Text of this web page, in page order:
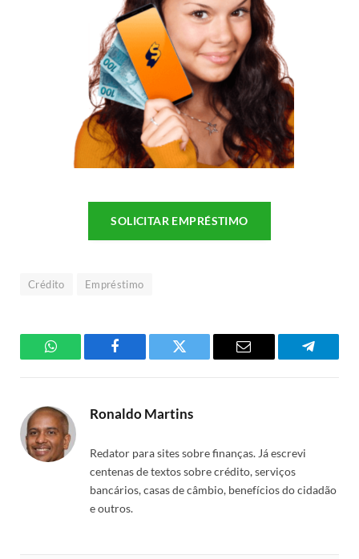
SOLICITAR EMPRÉSTIMO
Crédito Empréstimo
WhatsAppFacebook Twitter Email
Ronaldo Martins
Redator para sites sobre finanças. Já escrevi
centenas de textos sobre crédito, serviços
bancários, casas de câmbio, benefícios do cidadão
e outros.